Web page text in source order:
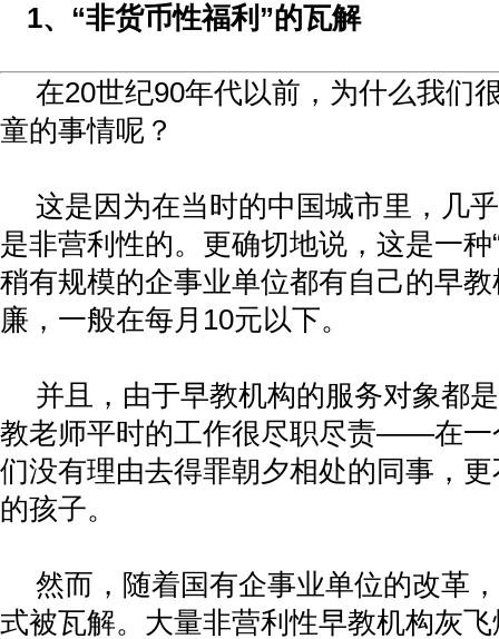
1、 “非货币性福利 ”的瓦解
在20世纪90年代以前，为什么我们
童的事情呢？
这是因为在当时的中国城市里，几
是非营利性的。更确切地说，这是一种
稍有规模的企事业单位都有自己的早
廉，一般在每月 10元以下。
并且，由于早教机构的服务对象都
教老师平时的工作很尽职尽责——在
们没有理由去得罪朝夕相处的同事，
的孩子。
然而，随着国有企事业单位的改革，
式被瓦解。大量非营利性早教机构灰